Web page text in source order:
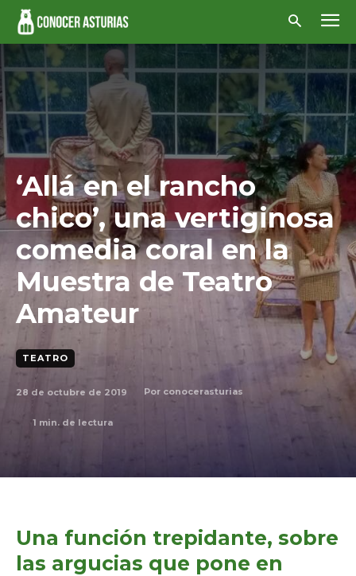
‘Allá en el rancho
chico’, una vertiginosa
comedia coral en la
Muestra de Teatro
Amateur
TEATRO
28 de octubre de 2019 Por conocerasturias
1 min. de lectura
Una función trepidante, sobre
las argucias que pone en